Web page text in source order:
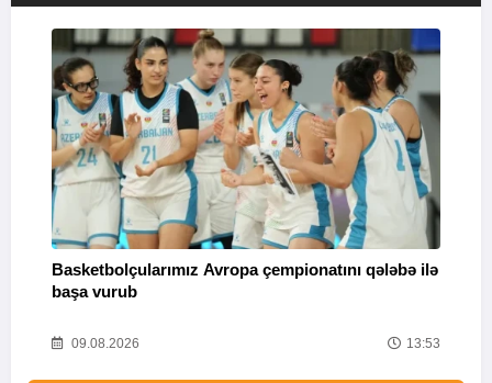
Basketbolçularımız Avropa çempionatını qələbə ilə
başa vurub
09.08.2026 13:53